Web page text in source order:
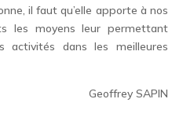
il faut qu’elle apporte à nos
les moyens leur permettant
activités dans les meilleures
Geoffrey SAPIN